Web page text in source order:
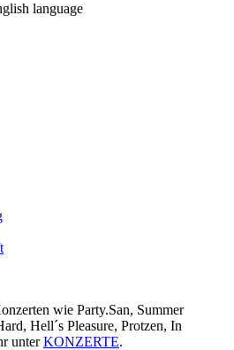
wie Party.San, Summer
Hell´s Pleasure, Protzen, In
unterKONZERTE.